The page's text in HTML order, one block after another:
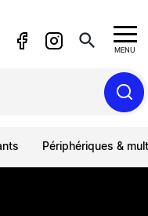
search MENU
Périphériques &